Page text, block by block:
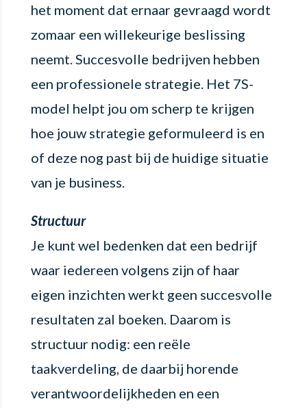
het moment dat ernaar gevraagd wordt
zomaar een willekeurige beslissing
neemt. Succesvolle bedrijven hebben
een professionele strategie. Het 7S-
model helpt jou om scherp te krijgen
hoe jouw strategie geformuleerd is en
of deze nog past bij de huidige situatie
van je business.
Structuur
Je kunt wel bedenken dat een bedrijf
waar iedereen volgens zijn of haar
eigen inzichten werkt geen succesvolle
resultaten zal boeken. Daarom is
structuur nodig: een reële
taakverdeling, de daarbij horende
verantwoordelijkheden en een